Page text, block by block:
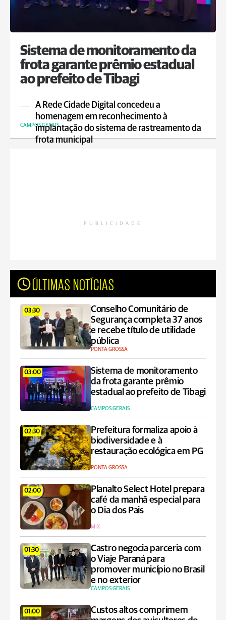
Sistema de monitoramento da
frota garante prêmio estadual
ao prefeito de Tibagi
A Rede Cidade Digital concedeu a
homenagem em reconhecimento à
implantação do sistema de rastreamento da
frota municipal
CAMPOS GERAIS
PUBLICIDADE
ÚLTIMAS NOTÍCIAS
03:30
Conselho Comunitário de
Segurança completa 37 anos
e recebe título de utilidade
pública
PONTA GROSSA
03:00
Sistema de monitoramento
da frota garante prêmio
estadual ao prefeito de Tibagi
CAMPOS GERAIS
02:30
Prefeitura formaliza apoio à
biodiversidade e à
restauração ecológica em PG
PONTA GROSSA
02:00
Planalto Select Hotel prepara
café da manhã especial para
o Dia dos Pais
MIX
01:30
Castro negocia parceria com
o Viaje Paraná para
promover município no Brasil
e no exterior
CAMPOS GERAIS
01:00
Custos altos comprimem